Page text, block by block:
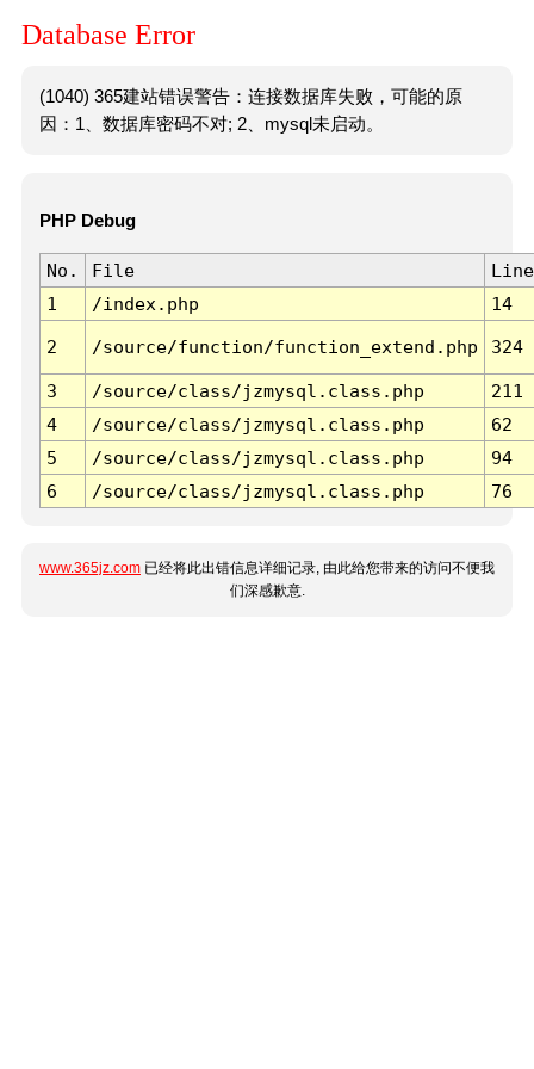
Database Error
(1040) 365建站错误警告：连接数据库失败，可能的原
因：1、数据库密码不对; 2、mysql未启动。
PHP Debug
No. File
Line
1
/index.php 14
2 /source/function/function_extend.php 324
3 /source/class/jzmysql.class.php
211
4
/source/class/jzmysql.class.php
62
5
/source/class/jzmysql.class.php
94
6
/source/class/jzmysql.class.php 76
www.365jz.com 已经将此出错信息详细记录, 由此给您带来的访问不便我
们深感歉意.